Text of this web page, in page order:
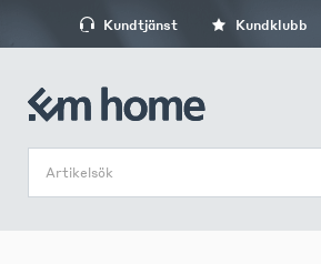
Kundtjänst Kundklubb